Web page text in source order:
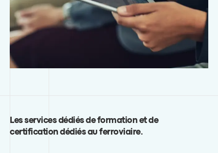
Les services dédiés de formation et de
certification dédiés au ferroviaire.